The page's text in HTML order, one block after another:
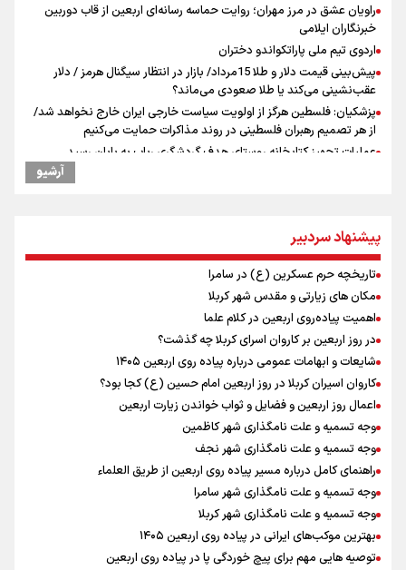
راویان عشق در مرز مهران؛ روایت حماسه‌ رسانه‌ای اربعین از قاب دوربین
خبرنگاران ایلامی
اردوی تیم ملی پاراتکواندو دختران
پیش‌بینی قیمت دلار و طلا 15مرداد/ بازار در انتظار سیگنال هرمز / دلار
عقب‌نشینی می‌کند یا طلا صعودی می‌ماند؟
پزشکیان: فلسطین هرگز از اولویت سیاست خارجی ایران خارج نخواهد شد/
از هر تصمیم رهبران فلسطینی در روند مذاکرات حمایت می‌کنیم
عملیات تجهیز کتابخانه روستای هدف گردشگری ریاب به پایان رسید
ارتش صهیونیستی زمین‌های کشاورزی در جنوب لبنان را به آتش کشید
چه کسی باید قیمت‌ها را تعیین کند؟
بازگشت روان دو میلیون و هشتصد هزار زائر اربعین از مرزهای شش‌گانه
ایران آقای بلامنازع تنگه هرمز
وزیر خارجه مصر: رژیم اسراییل بدون تامین حقوق مشروع مردم فلسطین
امنیت نخواهد داشت
سرپرست خانوار
فیدان: حماس به تعهدات خود عمل کرد، امّا اسرائیل برنامه‌ای برای صلح
ندارد
آرشیو
پیشنهاد سردبیر
تاریخچه حرم عسکرین (ع) در سامرا
مکان های زیارتی و مقدس شهر کربلا
اهمیت پیاده‌روی اربعین در کلام علما
در روز اربعین بر کاروان اسرای کربلا چه گذشت؟
شایعات و ابهامات عمومی درباره پیاده روی اربعین ۱۴۰۵
کاروان اسیران کربلا در روز اربعین امام حسین (ع) کجا بود؟
اعمال روز اربعین و فضایل و ثواب خواندن زیارت اربعین
وجه تسمیه و علت نامگذاری شهر کاظمین
وجه تسمیه و علت نامگذاری شهر نجف
راهنمای کامل درباره مسیر پیاده روی اربعین از طریق العلماء
وجه تسمیه و علت نامگذاری شهر سامرا
وجه تسمیه و علت نامگذاری شهر کربلا
بهترین موکب‌های ایرانی در پیاده روی اربعین ۱۴۰۵
توصیه هایی مهم برای پیچ خوردگی پا در پیاده روی اربعین